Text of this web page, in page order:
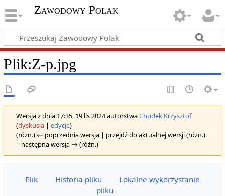
Zawodowy Polak
Plik:Z-p.jpg
Wersja z dnia 17:35, 19 lis 2024 autorstwaChudek Krzysztof
(dyskusja| edycje)
(różn.) ← poprzednia wersja | przejdź do aktualnej wersji (różn.)
| następna wersja → (różn.)
Plik Historia pliku
Lokalne wykorzystanie
pliku